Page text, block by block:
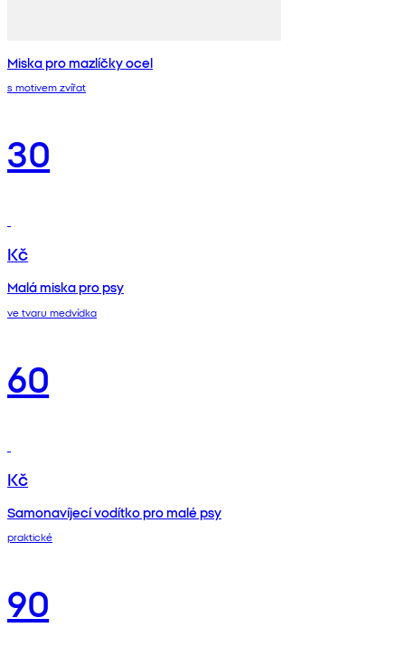
Miska pro mazlíčky ocel
s motivem zvířat
30
Kč
Malá miska pro psy
ve tvaru medvídka
60
Kč
Samonavíjecí vodítko pro malé psy
praktické
90